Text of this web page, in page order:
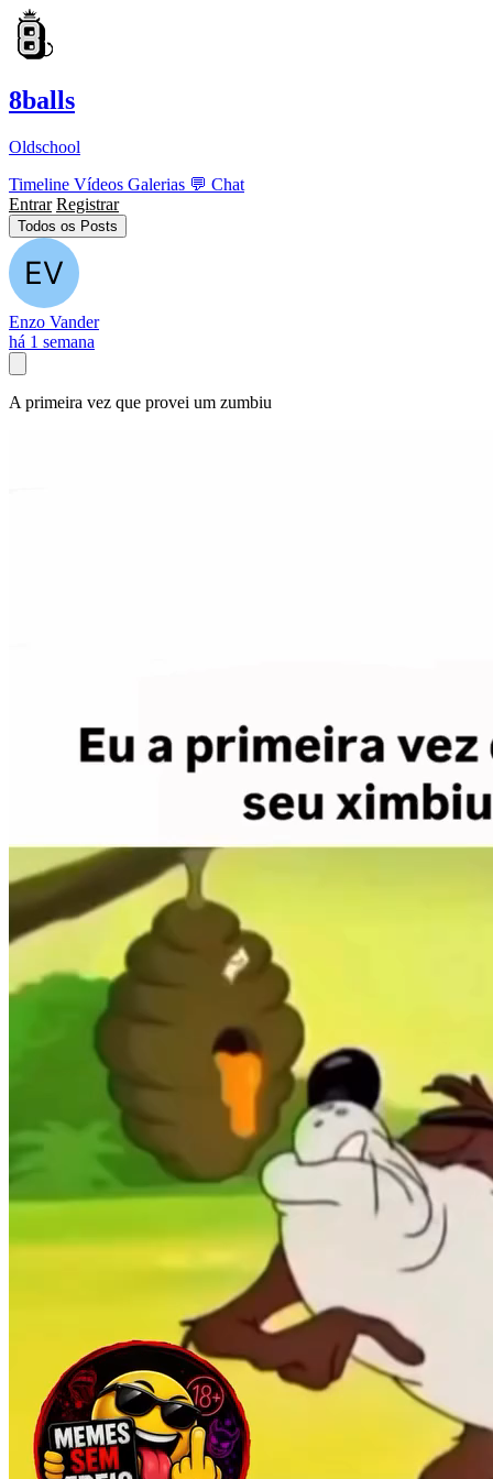
8balls
Oldschool
Timeline Vídeos Galerias 💬 Chat
Entrar Registrar
Todos os Posts
Enzo Vander
há 1 semana
A primeira vez que provei um zumbiu